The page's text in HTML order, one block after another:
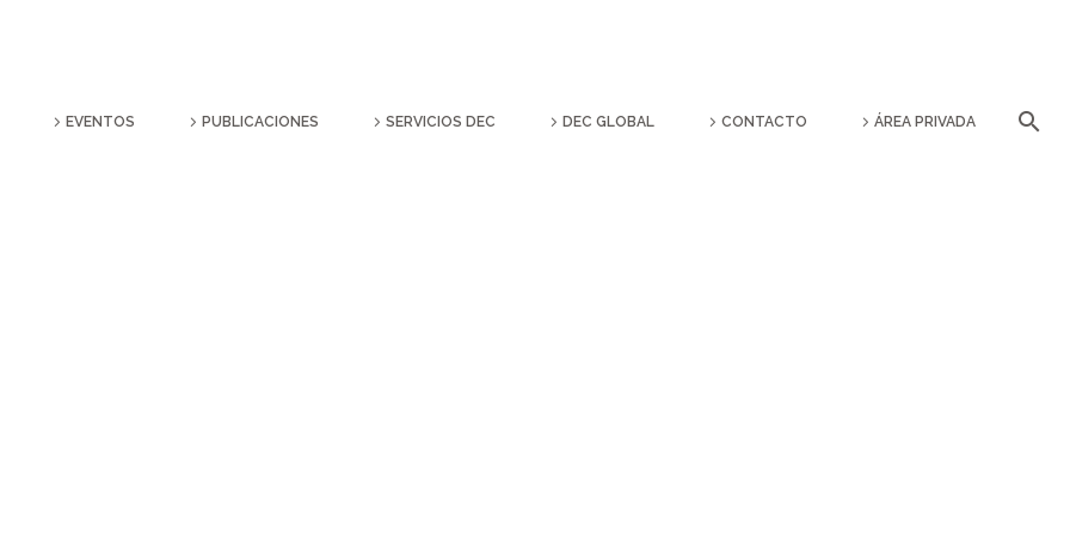
EVENTOS PUBLICACIONES SERVICIOS DEC DEC GLOBAL CONTACTO ÁREA PRIVADA